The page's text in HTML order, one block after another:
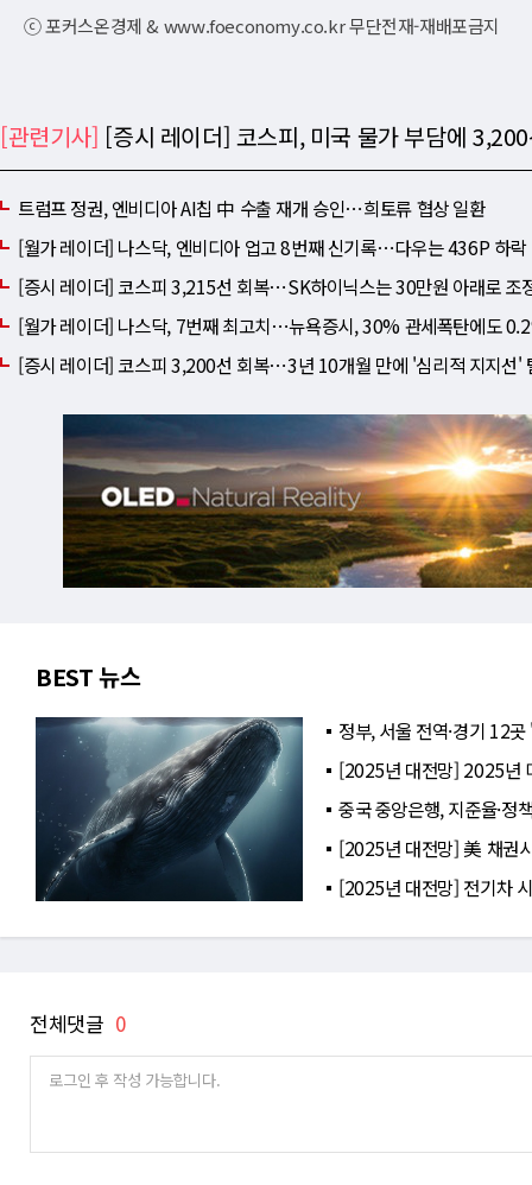
ⓒ 포커스온경제 & www.foeconomy.co.kr 무단전재-재배포금지
[관련기사] [증시 레이더] 코스피, 미국 물가 부담에
트럼프 정권, 엔비디아 AI칩 中 수출 재개 승인⋯희토류 협상 일환
[월가 레이더] 나스닥, 엔비디아 업고 8번째 신기록⋯다우는 436P 하
[증시 레이더] 코스피 3,215선 회복⋯SK하이닉스는 30만원 아래로 조
[월가 레이더] 나스닥, 7번째 최고치⋯뉴욕증시, 30% 관세폭탄에도
[증시 레이더] 코스피 3,200선 회복⋯3년 10개월 만에 '심리적 지지선'
BEST 뉴스
정부, 서울 전역·경기 12
[2025년 대전망] 2025년
중국 중앙은행, 지준율·
[2025년 대전망] 美 채권
[2025년 대전망] 전기차
전체댓글 0